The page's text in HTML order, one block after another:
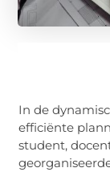
In de
efficiënte
student,